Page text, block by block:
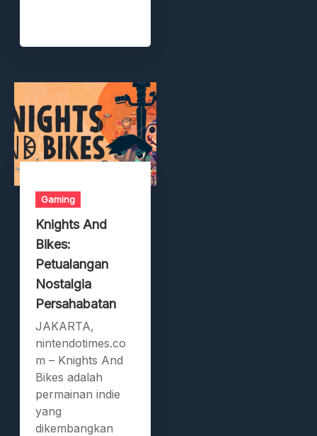
Gaming
Knights And
Bikes:
Petualangan
Nostalgia
Persahabatan
JAKARTA,
nintendotimes.co
m – Knights And
Bikes adalah
permainan indie
yang
dikembangkan